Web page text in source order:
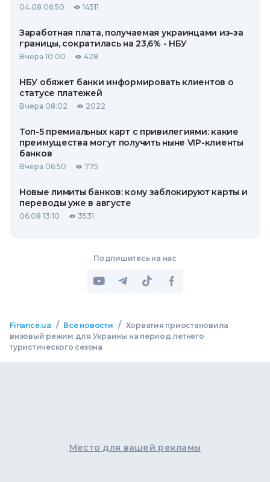
04.08 06:50 14511
Заработная плата, получаемая украинцами из-за
границы, сократилась на 23,6% - НБУ
Вчера 10:00 428
НБУ обяжет банки информировать клиентов о
статусе платежей
Вчера 08:02 2022
Топ-5 премиальных карт с привилегиями: какие
преимущества могут получить ныне VIP-клиенты
банков
Вчера 06:50 775
Новые лимиты банков: кому заблокируют карты и
переводы уже в августе
06.08 13:10 3531
Подпишитесь на нас
Finance.ua / Все новости / Хорватия приостановила
визовый режим для Украины на период летнего
туристического сезона
Место для вашей рекламы